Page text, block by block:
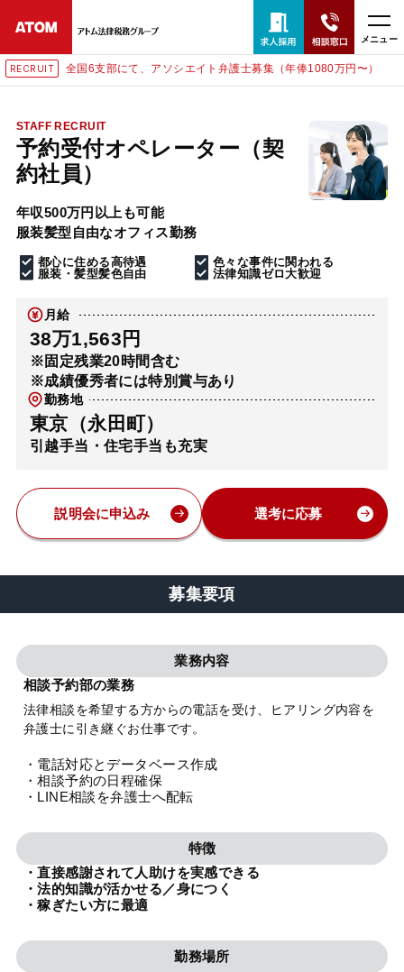
メニュー
RECRUIT 全国6支部にて、アソシエイト弁護士募集（年俸1080万円〜）
STAFF RECRUIT
予約受付オペレーター（契
約社員）
年収500万円以上も可能
服装髪型自由なオフィス勤務
都心に住める高待遇
色々な事件に関われる
服装・髪型髪色自由
法律知識ゼロ大歓迎
月給
38万1,563円
※固定残業20時間含む
※成績優秀者には特別賞与あり
勤務地
東京（永田町）
引越手当・住宅手当も充実
説明会に申込み 選考に応募
募集要項
業務内容
相談予約部の業務
法律相談を希望する方からの電話を受け、ヒアリング内容を
弁護士に引き継ぐお仕事です。
・電話対応とデータベース作成
・相談予約の日程確保
・LINE相談を弁護士へ配転
特徴
・直接感謝されて人助けを実感できる
・法的知識が活かせる／身につく
・稼ぎたい方に最適
勤務場所
24時間365日全国対応
無料相談窓口はこちら
電話・LINE・メールで相談予約受付中
ホーム
取扱分野
解決実績
アクセス
弁護士・税理士
費用
特設サイト
相談先情報サイト
プライバシーポリシー 利用規約 内部通報
TikTok受賞